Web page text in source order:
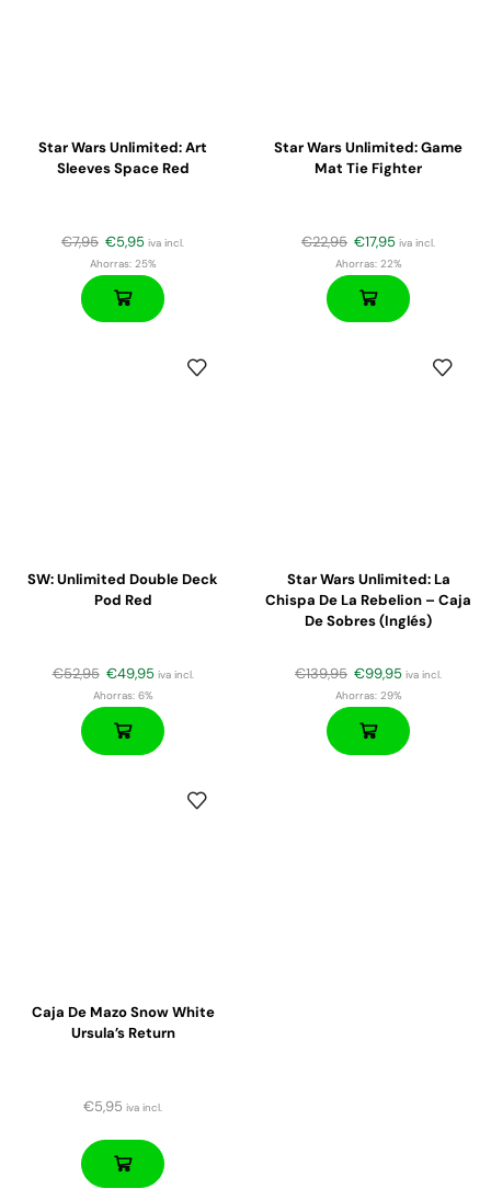
Star Wars Unlimited: Art
Sleeves Space Red
€7,95 €5,95 iva incl.
Ahorras:25%
Star Wars Unlimited: Game
Mat Tie Fighter
€22,95 €17,95 iva incl.
Ahorras:22%
SW: Unlimited Double Deck
Pod Red
€52,95 €49,95 iva incl.
Ahorras:6%
Star Wars Unlimited: La
Chispa De La Rebelion – Caja
De Sobres (inglés)
€139,95 €99,95 iva incl.
Ahorras:29%
Caja De Mazo Snow White
Ursula’s Return
€5,95 iva incl.